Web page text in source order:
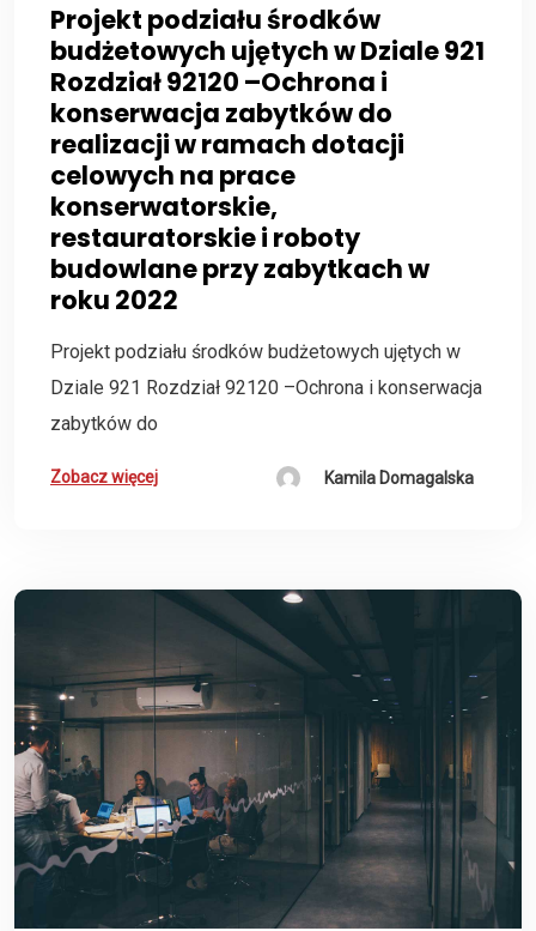
Projekt podziału środków
budżetowych ujętych w Dziale 921
Rozdział 92120 –Ochrona i
konserwacja zabytków do
realizacji w ramach dotacji
celowych na prace
konserwatorskie,
restauratorskie i roboty
budowlane przy zabytkach w
roku 2022
Projekt podziału środków budżetowych ujętych w
Dziale 921 Rozdział 92120 –Ochrona i konserwacja
zabytków do
Zobacz więcej Kamila Domagalska